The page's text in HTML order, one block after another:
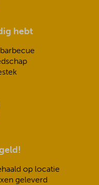
hebt
op locatie
geleverd